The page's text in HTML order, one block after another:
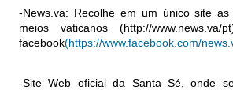
-News.va: Recolhe em um único site
meios vaticanos (http://
facebook(https://www.facebook.com/
-Site Web oficial da Santa Sé, onde